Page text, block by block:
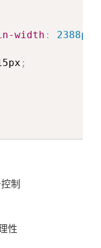
width : 2388px
;
制
性